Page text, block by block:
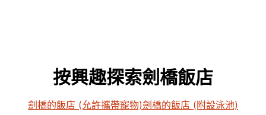
按興趣探索劍橋飯店
劍橋的飯店 (允許攜帶寵物)劍橋的飯店 (附設泳池)